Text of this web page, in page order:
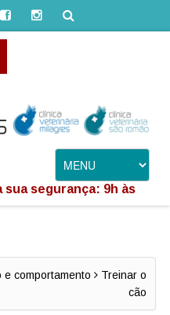
e comportamento
Treinar o
cão